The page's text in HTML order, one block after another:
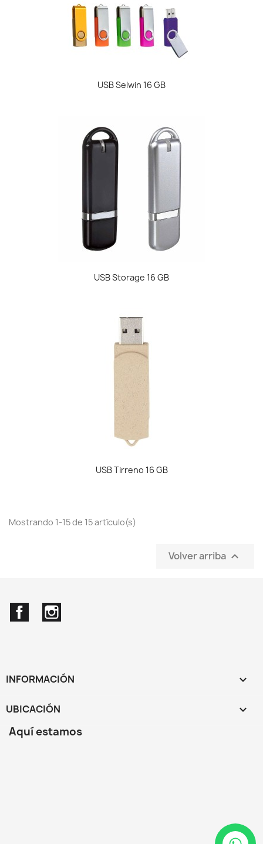
USB Selwin 16 GB
USB Storage 16 GB
USB Tirreno 16 GB
Mostrando 1-15 de 15 artículo(s)
Volver arriba 
Facebook
INFORMACIÓN 
UBICACIÓN keyboard_arrow_down
Aquí estamos